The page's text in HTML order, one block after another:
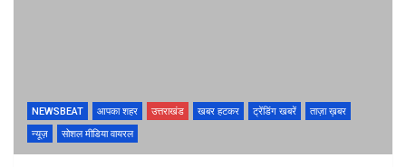
NEWSBEAT आपका शहर उत्तराखंड खबर हटकर ट्रेंडिंग खबरें
ताज़ा ख़बर
न्यूज़
सोशल मीडिया वायरल